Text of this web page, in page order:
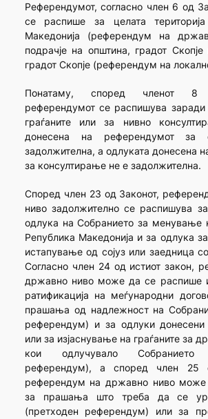
Референдумот, согласно член 6 од
се распише за целата
Македонија (референдум на
подрачје на општина, градот
градот Скопје (референдум на
Понатаму, според членот 8
референдумот се распишува
граѓаните или за нивно
донесена на референдумот за
задолжителна, а одлуката донесена
за консултирање не е задолжителна.
Според член 23 од Законот,
ниво задолжително се распишува
одлука на Собранието за менување
Република Македонија и за одлука
истапување од сојуз или заедница
Согласно член 24 од истиот закон,
државно ниво може да се распише
ратификација на меѓународни
прашања од надлежност на
референдум) и за одлуки
или за изјаснување на граѓаните за
кои одлучувало Собранието
референдум), а според член 25
референдум на државно ниво
за прашања што треба да се
(претходен референдум) или за